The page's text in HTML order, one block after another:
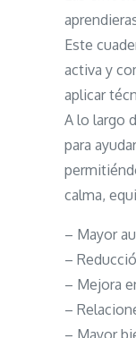
Este
activa y
aplicar
A lo largo
para
calma,
– Mayor
–
– Mejora
–
– Mayor